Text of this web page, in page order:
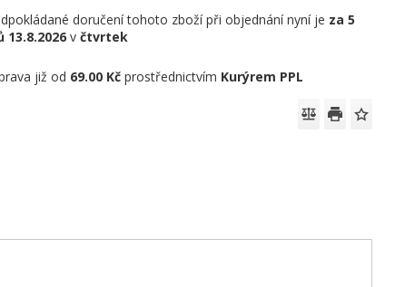
doručení tohoto zboží při objednání nyní je za 5
13.8.2026 včtvrtek
již od 69.00 Kč prostřednictvím Kurýrem PPL